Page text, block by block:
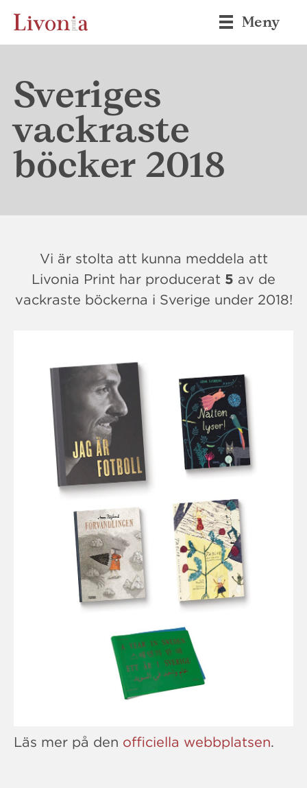
Meny
Sveriges
vackraste
böcker 2018
Vi är stolta att kunna meddela att
Livonia Print har producerat 5 av de
vackraste böckerna i Sverige under 2018!
Läs mer på den officiella webbplatsen.